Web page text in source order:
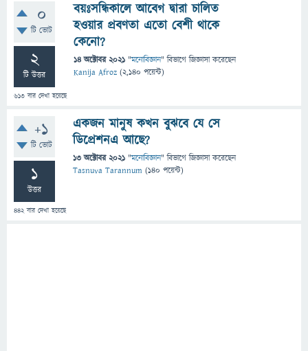
0
টি ভোট
2
টি উত্তর
613 বার দেখা হয়েছে
বয়ঃসন্ধিকালে আবেগ দ্বারা চালিত
হওয়ার প্রবণতা এতো বেশী থাকে
কেনো?
14 অক্টোবর 2021 "মনোবিজ্ঞান" বিভাগে জিজ্ঞাসাকরেছেন
Kanija Afroz (2,140 পয়েন্ট)
+1
টি ভোট
1
উত্তর
442বার দেখা হয়েছে
একজন মানুষ কখন বুঝবে যে সে
ডিপ্রেশনএ আছে?
13 অক্টোবর 2021 "মনোবিজ্ঞান" বিভাগে জিজ্ঞাসাকরেছেন
Tasnuva Tarannum (140 পয়েন্ট)